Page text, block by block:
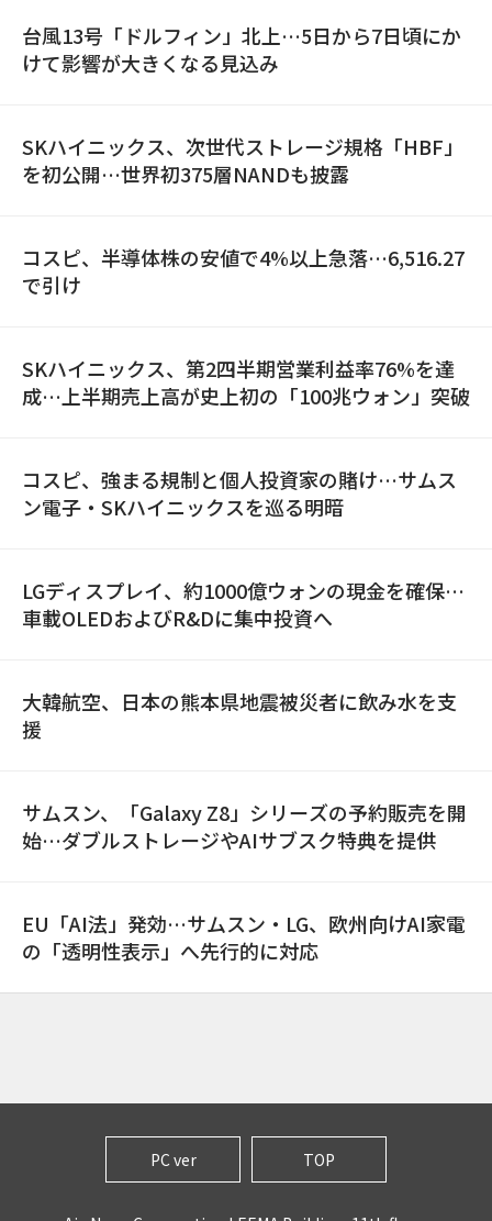
台風13号「ドルフィン」北上…5日から7日頃にか
けて影響が大きくなる見込み
SKハイニックス、次世代ストレージ規格「HBF」
を初公開…世界初375層NANDも披露
コスピ、半導体株の安値で4%以上急落…6,516.27
で引け
SKハイニックス、第2四半期営業利益率76%を達
成…上半期売上高が史上初の「100兆ウォン」突破
コスピ、強まる規制と個人投資家の賭け…サムス
ン電子・SKハイニックスを巡る明暗
LGディスプレイ、約1000億ウォンの現金を確保…
車載OLEDおよびR&Dに集中投資へ
大韓航空、日本の熊本県地震被災者に飲み水を支
援
サムスン、「Galaxy Z8」シリーズの予約販売を開
始…ダブルストレージやAIサブスク特典を提供
EU「AI法」発効…サムスン・LG、欧州向けAI家電
の「透明性表示」へ先行的に対応
PC ver TOP